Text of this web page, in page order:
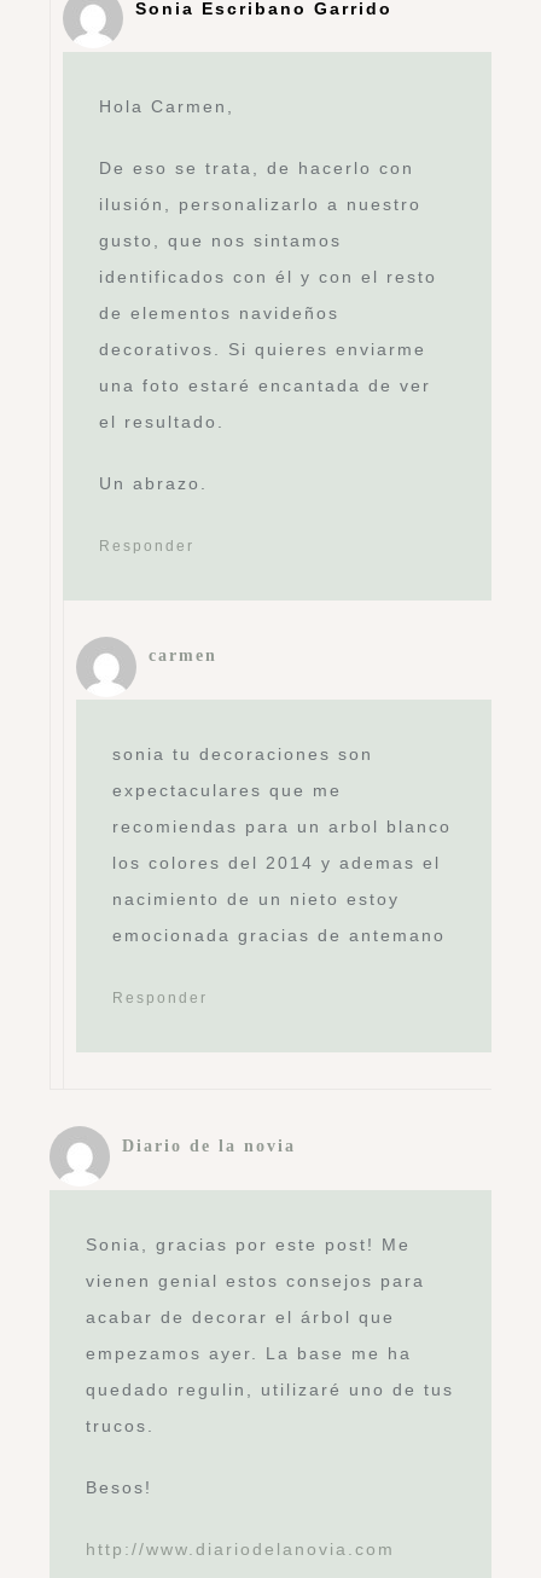
Sonia Escribano Garrido
Hola Carmen,
De eso se trata, de hacerlo con
ilusión, personalizarlo a nuestro
gusto, que nos sintamos
identificados con él y con el resto
de elementos navideños
decorativos. Si quieres enviarme
una foto estaré encantada de ver
el resultado.
Un abrazo.
Responder
carmen
sonia tu decoraciones son
expectaculares que me
recomiendas para un arbol blanco
los colores del 2014 y ademas el
nacimiento de un nieto estoy
emocionada gracias de antemano
Responder
Diario de la novia
Sonia, gracias por este post! Me
vienen genial estos consejos para
acabar de decorar el árbol que
empezamos ayer. La base me ha
quedado regulin, utilizaré uno de tus
trucos.
Besos!
http://www.diariodelanovia.com